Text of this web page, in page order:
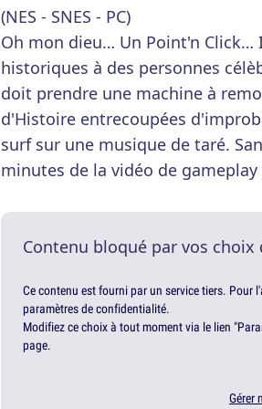
(NES - SNES - PC)
Oh mon dieu… Un Point'n
historiques à des personnes
doit prendre une machine à
d'Histoire entrecoupées
surf sur une musique de taré.
minutes de la vidéo de
Contenu bloqué par vos choix
Ce contenu est fourni par un service tiers. Pour
paramètres de confidentialité.
Modifiez ce choix à tout moment via le lien
page.
Gérer